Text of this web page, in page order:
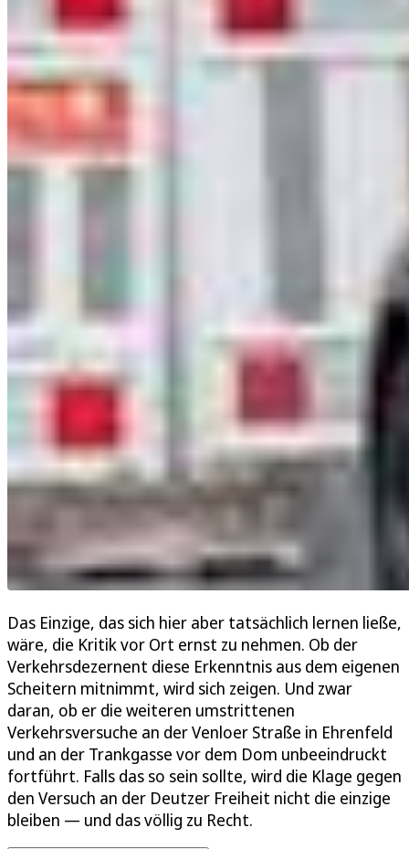
Das Einzige, das sich hier aber tatsächlich lernen ließe,
wäre, die Kritik vor Ort ernst zu nehmen. Ob der
Verkehrsdezernent diese Erkenntnis aus dem eigenen
Scheitern mitnimmt, wird sich zeigen. Und zwar
daran, ob er die weiteren umstrittenen
Verkehrsversuche an der Venloer Straße in Ehrenfeld
und an der Trankgasse vor dem Dom unbeeindruckt
fortführt. Falls das so sein sollte, wird die Klage gegen
den Versuch an der Deutzer Freiheit nicht die einzige
bleiben — und das völlig zu Recht.